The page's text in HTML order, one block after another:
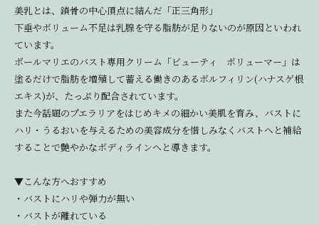
美乳とは、鎖骨の中心頂点に結んだ「正三角形」
下垂やボリューム不足は乳腺を守る脂肪が足りないのが原因といわれ
ています。
ポールマリエのバスト専用クリーム「ビューティ ボリューマー」は
塗るだけで脂肪を増殖して蓄える働きのあるボルフィリン(ハナスゲ根
エキス)が、たっぷり配合されています。
また今話題のプエラリアをはじめキメの細かい美肌を育み、バストに
ハリ・うるおいを与えるための美容成分を惜しみなくバストへと補給
することで艶やかなボディラインへと導きます。
▼こんな方へおすすめ
・バストにハリや弾力が無い
・バストが離れている